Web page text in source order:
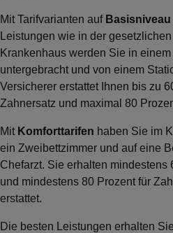
Mit Tarifvarianten auf Basisniveau
Leistungen wie in der
Krankenhaus werden Sie in
untergebracht und von einem
Versicherer erstattet Ihnen bis zu
Zahnersatz und maximal 80
Mit Komforttarifen haben Sie im
ein Zweibettzimmer und auf eine
Chefarzt. Sie erhalten mindestens
und mindestens 80 Prozent für
erstattet.
Die besten Leistungen erhalten